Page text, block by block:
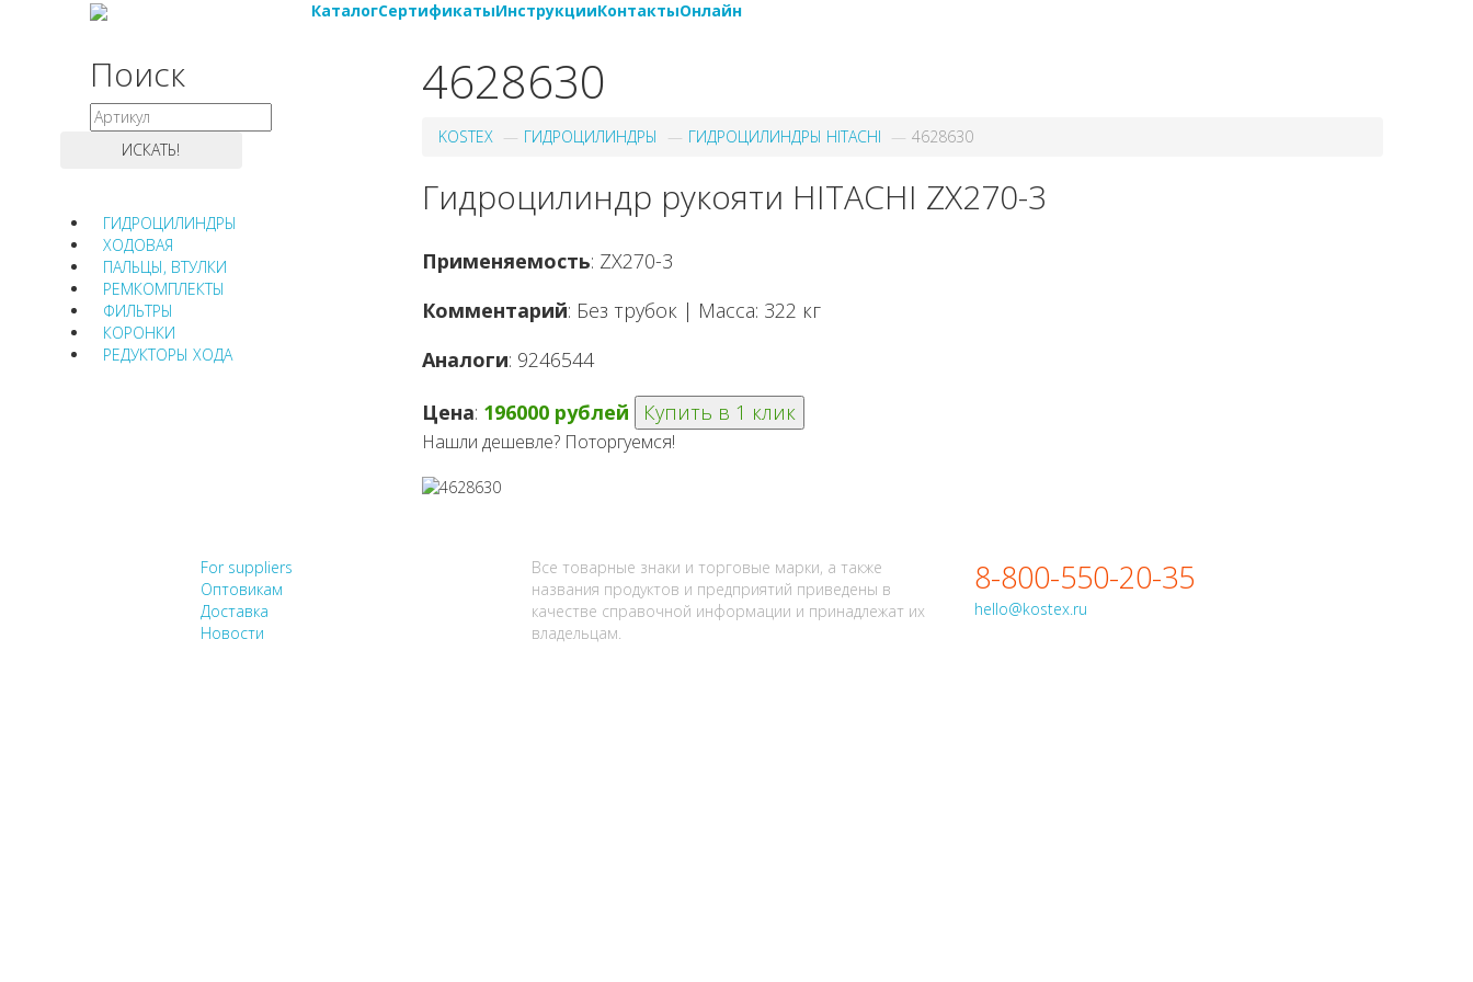
КаталогСертификатыИнструкцииКонтактыОнлайн
Поиск
ГИДРОЦИЛИНДРЫ
ХОДОВАЯ
ПАЛЬЦЫ, ВТУЛКИ
РЕМКОМПЛЕКТЫ
ФИЛЬТРЫ
КОРОНКИ
РЕДУКТОРЫ ХОДА
4628630
KOSTEX ГИДРОЦИЛИНДРЫ ГИДРОЦИЛИНДРЫ HITACHI 4628630
Гидроцилиндр рукояти HITACHI ZX270-3
Применяемость: ZX270-3
Комментарий: Без трубок | Масса: 322 кг
Аналоги: 9246544
Цена: 196000 рублей Купить в 1 клик
Нашли дешевле? Поторгуемся!
For suppliers
Оптовикам
Доставка
Новости
Все товарные знаки и торговые марки, а также
названия продуктов и предприятий приведены в
качестве справочной информации и принадлежат их
владельцам.
8-800-550-20-35
hello@kostex.ru